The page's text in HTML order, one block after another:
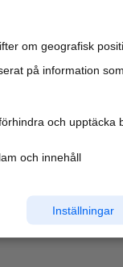
om geografisk
på information
och upptäcka
och innehåll
Inställningar